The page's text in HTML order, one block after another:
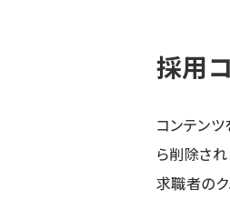
採用
コンテン
ら削除され
求職者のク